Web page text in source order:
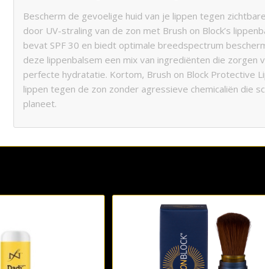
Bescherm de gevoelige huid van je lippen tegen
door UV-straling van de zon met Brush on Block’s
bevat SPF 30 en biedt optimale breedspectrum
deze lippenbalsem een mix van ingrediënten die zorgen
perfecte hydratatie. Kortom, Brush on Block Protective
lippen tegen de zon zonder agressieve chemicaliën die
planeet.